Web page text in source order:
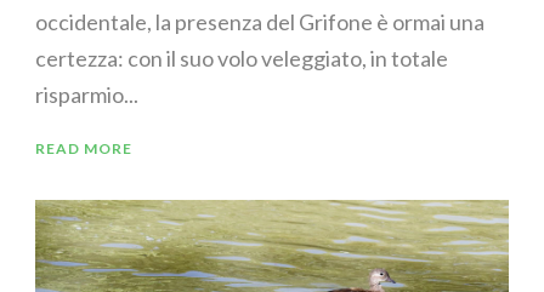
occidentale, la presenza del Grifone è ormai una
certezza: con il suo volo veleggiato, in totale
risparmio...
READ MORE